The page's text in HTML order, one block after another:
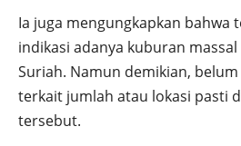
Ia juga mengungkapkan bahwa
indikasi adanya kuburan
Suriah. Namun demikian,
terkait jumlah atau lokasi pasti
tersebut.